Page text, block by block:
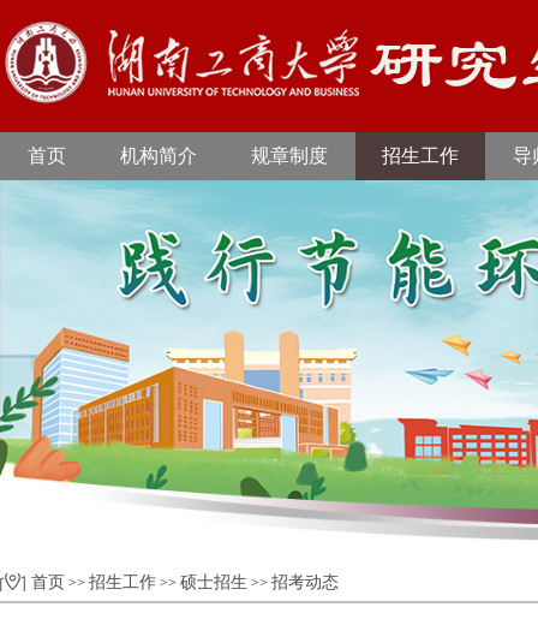
首页 机构简介 规章制度 招生工作 导
首页 >> 招生工作 >> 硕士招生 >> 招考动态